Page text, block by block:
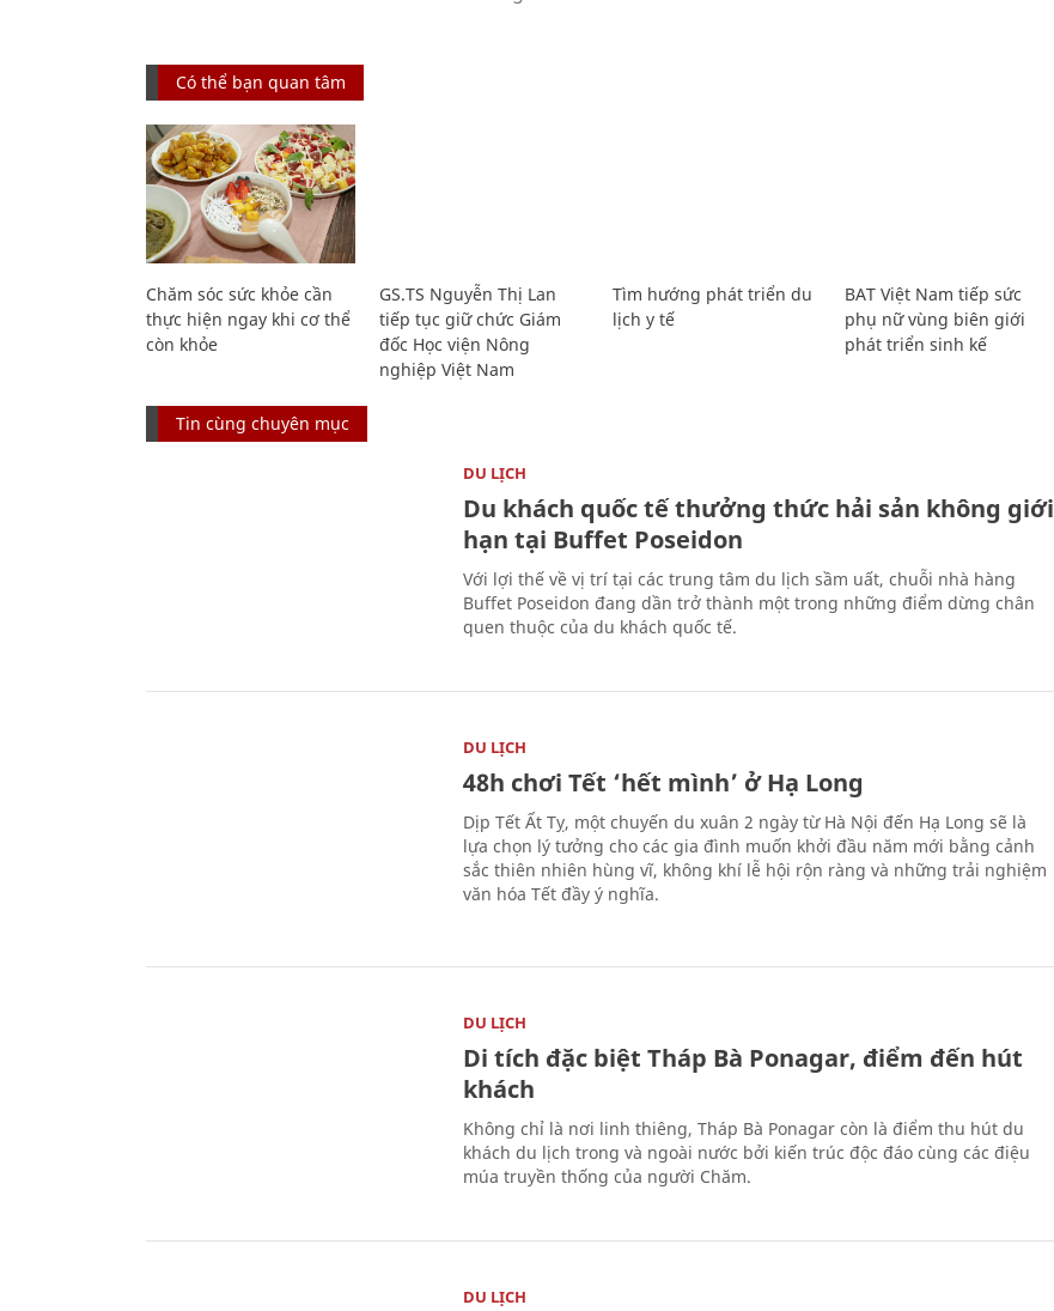
Có thể bạn quan tâm
Chăm sóc sức khỏe cần
thực hiện ngay khi cơ thể
còn khỏe
GS.TS Nguyễn Thị Lan
tiếp tục giữ chức Giám
đốc Học viện Nông
nghiệp Việt Nam
Tìm hướng phát triển du
lịch y tế
BAT Việt Nam tiếp sức
phụ nữ vùng biên giới
phát triển sinh kế
Tin cùng chuyên mục
DU LỊCH
Du khách quốc tế thưởng thức hải sản không giới
hạn tại Buffet Poseidon
Với lợi thế về vị trí tại các trung tâm du lịch sầm uất, chuỗi nhà hàng
Buffet Poseidon đang dần trở thành một trong những điểm dừng chân
quen thuộc của du khách quốc tế.
DU LỊCH
48h chơi Tết ‘hết mình’ ở Hạ Long
Dịp Tết Ất Tỵ, một chuyến du xuân 2 ngày từ Hà Nội đến Hạ Long sẽ là
lựa chọn lý tưởng cho các gia đình muốn khởi đầu năm mới bằng cảnh
sắc thiên nhiên hùng vĩ, không khí lễ hội rộn ràng và những trải nghiệm
văn hóa Tết đầy ý nghĩa.
DU LỊCH
Di tích đặc biệt Tháp Bà Ponagar, điểm đến hút
khách
Không chỉ là nơi linh thiêng, Tháp Bà Ponagar còn là điểm thu hút du
khách du lịch trong và ngoài nước bởi kiến trúc độc đáo cùng các điệu
múa truyền thống của người Chăm.
DU LỊCH